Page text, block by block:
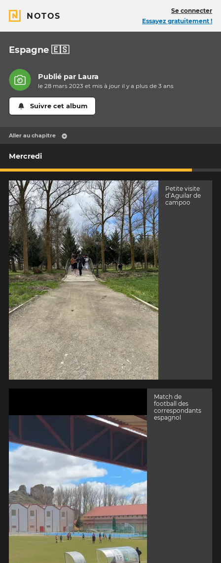
NOTOS
Se connecter
Essayez gratuitement !
Espagne 🇪🇸
Publié par Laura
le 28 mars 2023 et mis à jour il y a plus de 3 ans
Suivre cet album
Aller au chapitre
Mercredi
Petite visite
d’Aguilar de
campoo
Match de
football des
correspondants
espagnol